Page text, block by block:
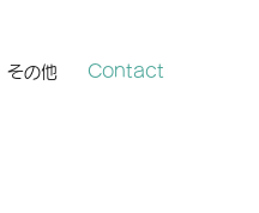
その他 Contact